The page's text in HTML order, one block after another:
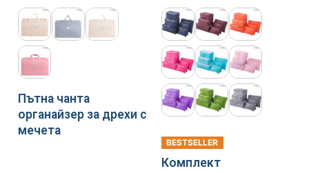
Пътна чанта
органайзер за дрехи с
мечета
BESTSELLER
Комплект